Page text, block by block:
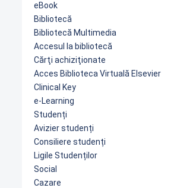
eBook
Bibliotecă
Bibliotecă Multimedia
Accesul la bibliotecă
Cărţi achiziţionate
Acces Biblioteca Virtuală Elsevier
Clinical Key
e-Learning
Studenți
Avizier studenți
Consiliere studenți
Ligile Studenților
Social
Cazare